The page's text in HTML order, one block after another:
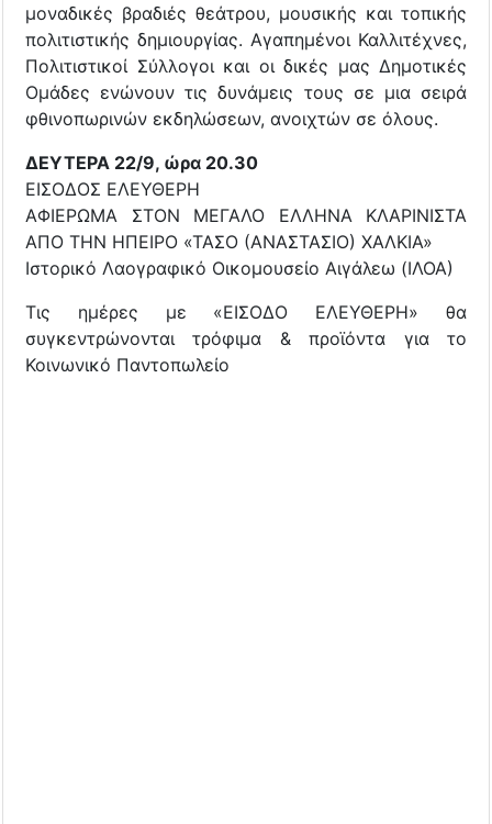
μοναδικές βραδιές θεάτρου, μουσικής και τοπικής
πολιτιστικής δημιουργίας. Αγαπημένοι Καλλιτέχνες,
Πολιτιστικοί Σύλλογοι και οι δικές μας Δημοτικές
Ομάδες ενώνουν τις δυνάμεις τους σε μια σειρά
φθινοπωρινών εκδηλώσεων, ανοιχτών σε όλους.
ΔΕΥΤΕΡΑ 22/9, ώρα 20.30
ΕΙΣΟΔΟΣ ΕΛΕΥΘΕΡΗ
ΑΦΙΕΡΩΜΑ ΣΤΟΝ ΜΕΓΑΛΟ ΕΛΛΗΝΑ ΚΛΑΡΙΝΙΣΤΑ
ΑΠΟ ΤΗΝ ΗΠΕΙΡΟ «ΤΑΣΟ (ΑΝΑΣΤΑΣΙΟ) ΧΑΛΚΙΑ»
Ιστορικό Λαογραφικό Οικομουσείο Αιγάλεω (ΙΛΟΑ)
Τις ημέρες με «ΕΙΣΟΔΟ ΕΛΕΥΘΕΡΗ» θα
συγκεντρώνονται τρόφιμα & προϊόντα για το
Κοινωνικό Παντοπωλείο